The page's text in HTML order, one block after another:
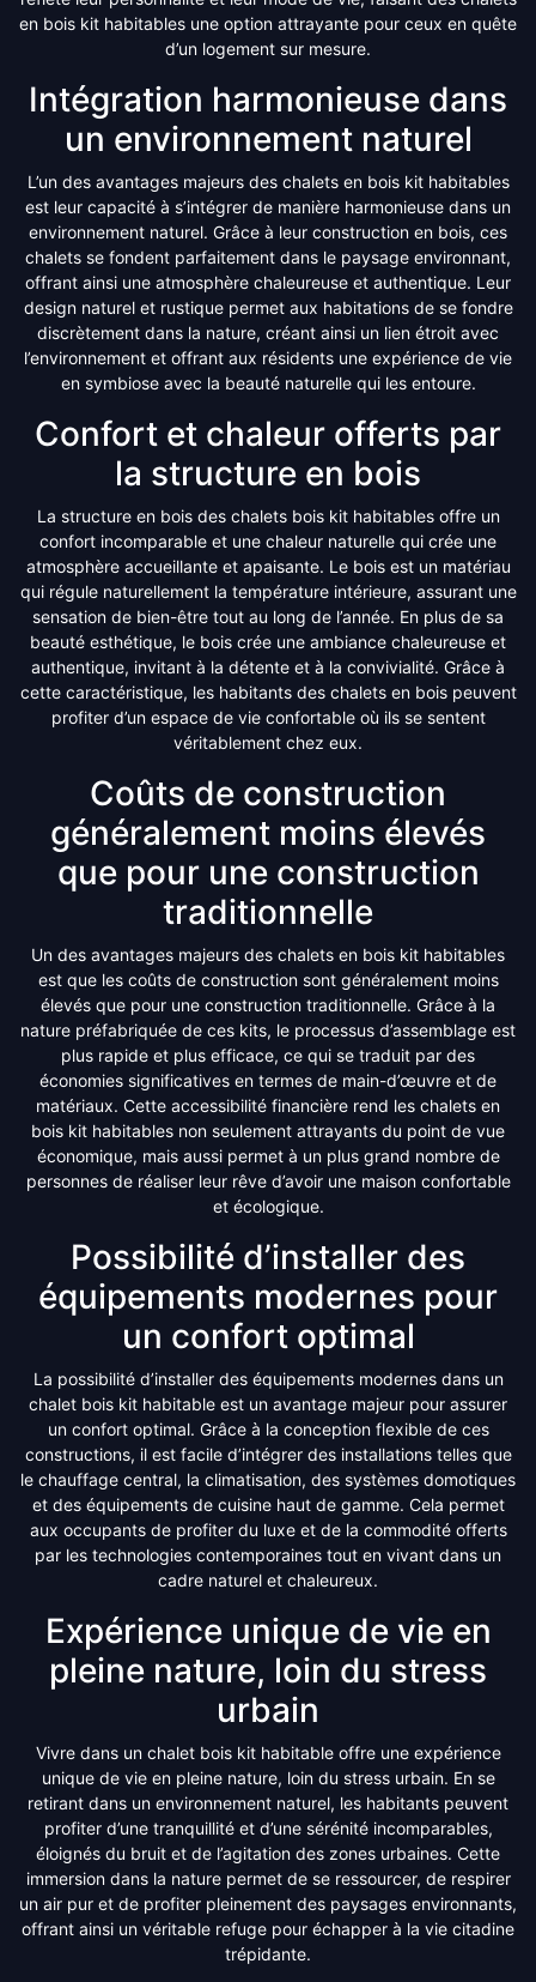
en bois kit habitables une option attrayante pour ceux en quête
d’un logement sur mesure.
Intégration harmonieuse dans
un environnement naturel
L’un des avantages majeurs des chalets en bois kit habitables
est leur capacité à s’intégrer de manière harmonieuse dans un
environnement naturel. Grâce à leur construction en bois, ces
chalets se fondent parfaitement dans le paysage environnant,
offrant ainsi une atmosphère chaleureuse et authentique. Leur
design naturel et rustique permet aux habitations de se fondre
discrètement dans la nature, créant ainsi un lien étroit avec
l’environnement et offrant aux résidents une expérience de vie
en symbiose avec la beauté naturelle qui les entoure.
Confort et chaleur offerts par
la structure en bois
La structure en bois des chalets bois kit habitables offre un
confort incomparable et une chaleur naturelle qui crée une
atmosphère accueillante et apaisante. Le bois est un matériau
qui régule naturellement la température intérieure, assurant une
sensation de bien-être tout au long de l’année. En plus de sa
beauté esthétique, le bois crée une ambiance chaleureuse et
authentique, invitant à la détente et à la convivialité. Grâce à
cette caractéristique, les habitants des chalets en bois peuvent
profiter d’un espace de vie confortable où ils se sentent
véritablement chez eux.
Coûts de construction
généralement moins élevés
que pour une construction
traditionnelle
Un des avantages majeurs des chalets en bois kit habitables
est que les coûts de construction sont généralement moins
élevés que pour une construction traditionnelle. Grâce à la
nature préfabriquée de ces kits, le processus d’assemblage est
plus rapide et plus efficace, ce qui se traduit par des
économies significatives en termes de main-d’œuvre et de
matériaux. Cette accessibilité financière rend les chalets en
bois kit habitables non seulement attrayants du point de vue
économique, mais aussi permet à un plus grand nombre de
personnes de réaliser leur rêve d’avoir une maison confortable
et écologique.
Possibilité d’installer des
équipements modernes pour
un confort optimal
La possibilité d’installer des équipements modernes dans un
chalet bois kit habitable est un avantage majeur pour assurer
un confort optimal. Grâce à la conception flexible de ces
constructions, il est facile d’intégrer des installations telles que
le chauffage central, la climatisation, des systèmes domotiques
et des équipements de cuisine haut de gamme. Cela permet
aux occupants de profiter du luxe et de la commodité offerts
par les technologies contemporaines tout en vivant dans un
cadre naturel et chaleureux.
Expérience unique de vie en
pleine nature, loin du stress
urbain
Vivre dans un chalet bois kit habitable offre une expérience
unique de vie en pleine nature, loin du stress urbain. En se
retirant dans un environnement naturel, les habitants peuvent
profiter d’une tranquillité et d’une sérénité incomparables,
éloignés du bruit et de l’agitation des zones urbaines. Cette
immersion dans la nature permet de se ressourcer, de respirer
un air pur et de profiter pleinement des paysages environnants,
offrant ainsi un véritable refuge pour échapper à la vie citadine
trépidante.